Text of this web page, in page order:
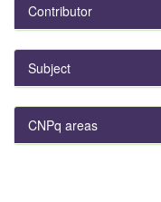
Contributor
Subject
CNPq areas